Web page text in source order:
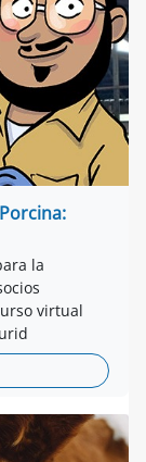
la
virtual